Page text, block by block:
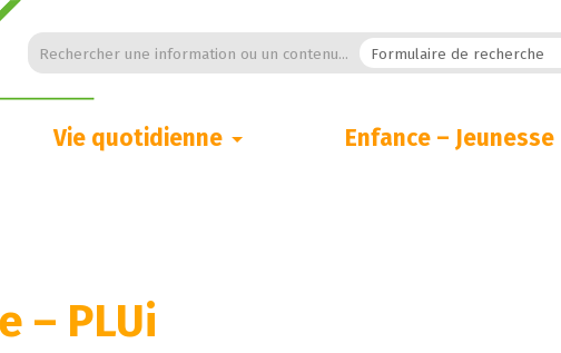
Rechercher une information ou un contenu...
Vie quotidienne Enfance – Jeunesse
– PLUi